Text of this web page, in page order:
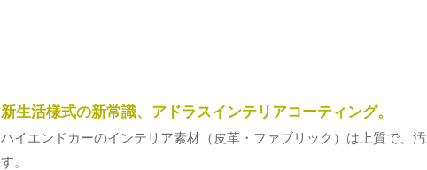
新生活様式の新常識、アドラスインテリアコーティング。
ハイエンドカーのインテリア素材（皮革・ファブリック）は上質で、
す。